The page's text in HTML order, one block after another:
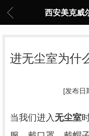
西安美克威
进无尘室为什
[发布日
当我们进入 无尘室